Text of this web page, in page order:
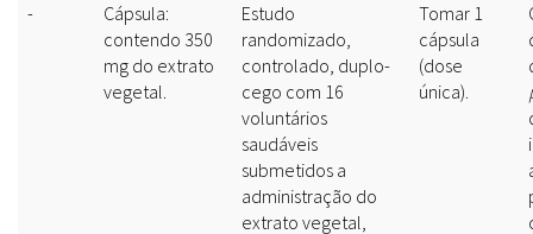
-
Cápsula:
contendo 350
mg do extrato
vegetal.
Estudo
randomizado,
controlado, duplo-
cego com 16
voluntários
saudáveis
submetidos a
administração do
extrato vegetal,
Tomar 1
cápsula
(dose
única).